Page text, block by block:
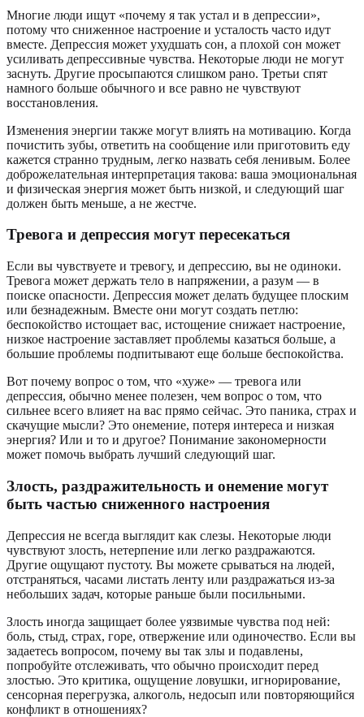
Многие люди ищут «почему я так устал и в депрессии»,
потому что сниженное настроение и усталость часто идут
вместе. Депрессия может ухудшать сон, а плохой сон может
усиливать депрессивные чувства. Некоторые люди не могут
заснуть. Другие просыпаются слишком рано. Третьи спят
намного больше обычного и все равно не чувствуют
восстановления.
Изменения энергии также могут влиять на мотивацию. Когда
почистить зубы, ответить на сообщение или приготовить еду
кажется странно трудным, легко назвать себя ленивым. Более
доброжелательная интерпретация такова: ваша эмоциональная
и физическая энергия может быть низкой, и следующий шаг
должен быть меньше, а не жестче.
Тревога и депрессия могут пересекаться
Если вы чувствуете и тревогу, и депрессию, вы не одиноки.
Тревога может держать тело в напряжении, а разум — в
поиске опасности. Депрессия может делать будущее плоским
или безнадежным. Вместе они могут создать петлю:
беспокойство истощает вас, истощение снижает настроение,
низкое настроение заставляет проблемы казаться больше, а
большие проблемы подпитывают еще больше беспокойства.
Вот почему вопрос о том, что «хуже» — тревога или
депрессия, обычно менее полезен, чем вопрос о том, что
сильнее всего влияет на вас прямо сейчас. Это паника, страх и
скачущие мысли? Это онемение, потеря интереса и низкая
энергия? Или и то и другое? Понимание закономерности
может помочь выбрать лучший следующий шаг.
Злость, раздражительность и онемение могут
быть частью сниженного настроения
Депрессия не всегда выглядит как слезы. Некоторые люди
чувствуют злость, нетерпение или легко раздражаются.
Другие ощущают пустоту. Вы можете срываться на людей,
отстраняться, часами листать ленту или раздражаться из-за
небольших задач, которые раньше были посильными.
Злость иногда защищает более уязвимые чувства под ней:
боль, стыд, страх, горе, отвержение или одиночество. Если вы
задаетесь вопросом, почему вы так злы и подавлены,
попробуйте отслеживать, что обычно происходит перед
злостью. Это критика, ощущение ловушки, игнорирование,
сенсорная перегрузка, алкоголь, недосып или повторяющийся
конфликт в отношениях?